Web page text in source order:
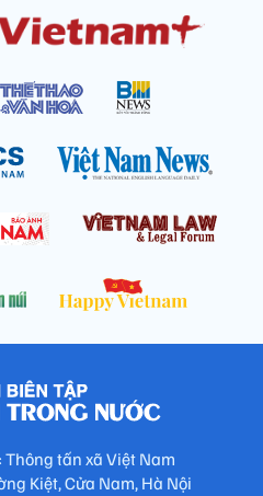
tấn xã Việt Nam
Kiệt, Cửa Nam, Hà Nội